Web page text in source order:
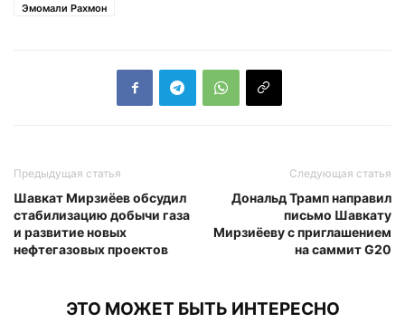
Эмомали Рахмон
Предыдущая статья
Шавкат Мирзиёев обсудил
стабилизацию добычи газа
и развитие новых
нефтегазовых проектов
Следующая статья
Дональд Трамп направил
письмо Шавкату
Мирзиёеву с приглашением
на саммит G20
ЭТО МОЖЕТ БЫТЬ ИНТЕРЕСНО